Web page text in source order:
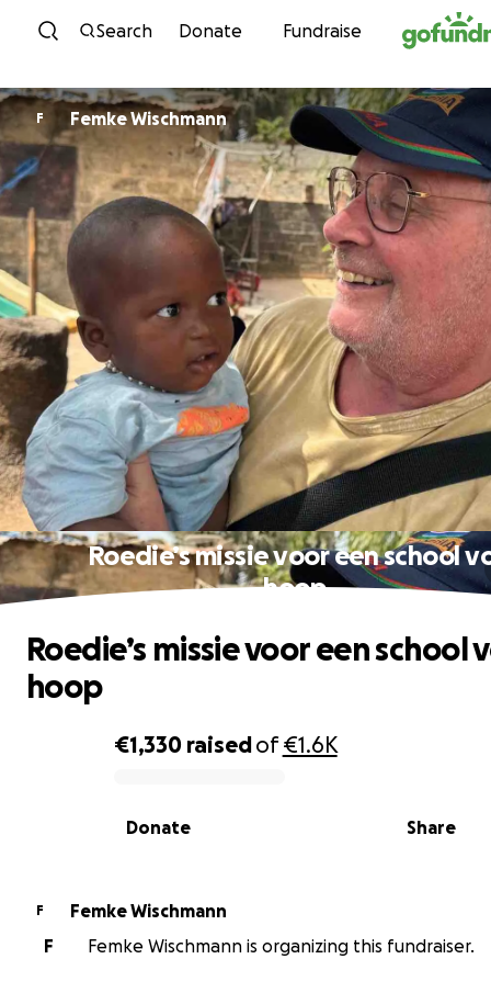
Skip to content
Search Donate Fundraise
F Femke Wischmann
Roedie’s missie voor een school
hoop
0% complete
€1,330 raisedof€1.6K
Share
Donate
Roedie’s missie voor een school
hoop
F
Femke Wischmann
F
Femke Wischmann is organizing this fundraiser.